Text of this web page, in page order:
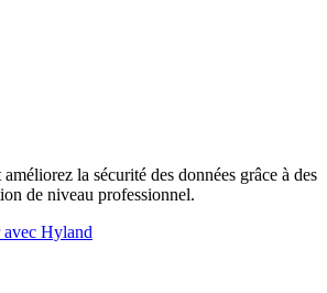
la sécurité des données grâce à des
de niveau professionnel.
avec Hyland